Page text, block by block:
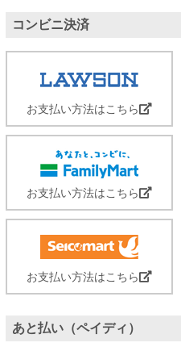
コンビニ決済
お支払い方法はこちら
お支払い方法はこちら
お支払い方法はこちら
あと払い（ペイディ）